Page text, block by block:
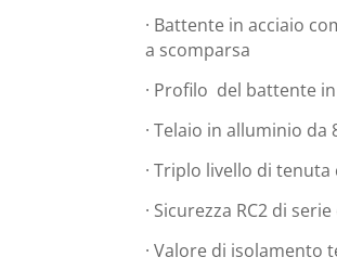
· Battente in acciaio
a scomparsa
· Profilo del battente
· Telaio in alluminio
· Triplo livello di
· Sicurezza RC2 di
· Valore di isolamento